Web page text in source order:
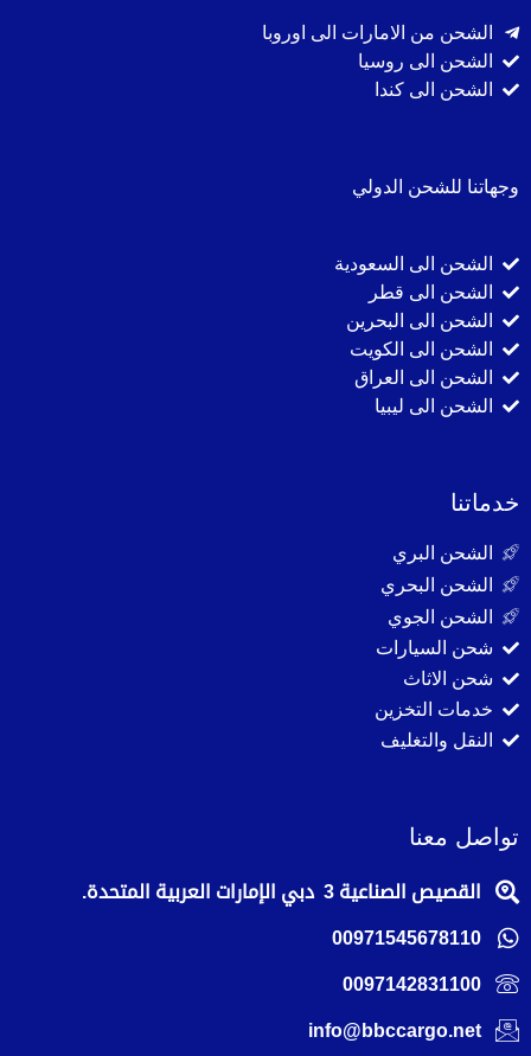
الشحن من الامارات الى اوروبا
الشحن الى روسيا
الشحن الى كندا
وجهاتنا للشحن الدولي
الشحن الى السعودية
الشحن الى قطر
الشحن الى البحرين
الشحن الى الكويت
الشحن الى العراق
الشحن الى ليبيا
خدماتنا
الشحن البري
الشحن البحري
الشحن الجوي
شحن السيارات
شحن الاثاث
خدمات التخزين
النقل والتغليف
تواصل معنا
القصيص الصناعية 3 دبي الإمارات العربية المتحدة.
00971545678110
0097142831100
info@bbccargo.net